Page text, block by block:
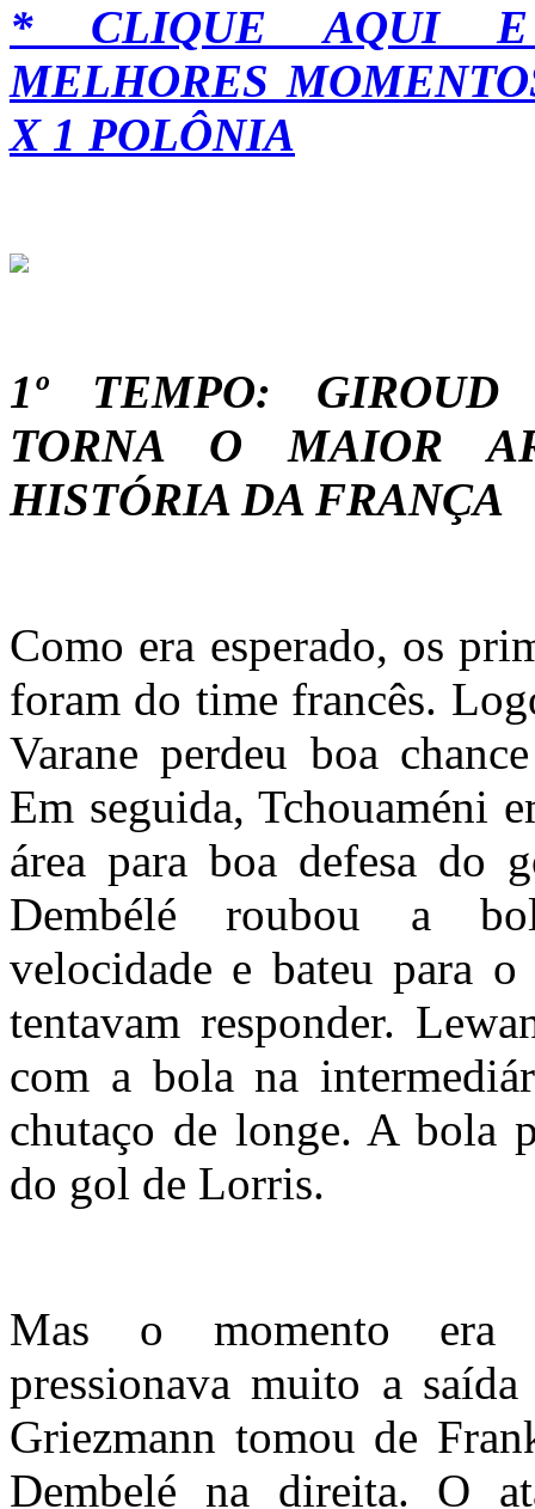
* CLIQUE AQUI E
MELHORES
X 1 POLÔNIA
1º TEMPO:
TORNA O MAIOR
HISTÓRIA DA FRANÇA
Como era esperado, os
foram do time francês.
Varane perdeu boa
Em seguida, Tchouaméni
área para boa defesa do
Dembélé roubou a
velocidade e bateu para
tentavam responder.
com a bola na
chutaço de longe. A bola
do gol de Lorris.
Mas o momento era
pressionava muito a
Griezmann tomou de
Dembelé na direita. O